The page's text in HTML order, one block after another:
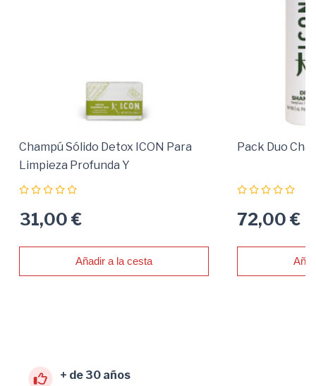
Champú Sólido Detox ICON Para
Limpieza Profunda Y
Detoxificación Capilar
31,00 €
Añadir a la cesta
Pack Duo
72,00 €
+ de 30 años